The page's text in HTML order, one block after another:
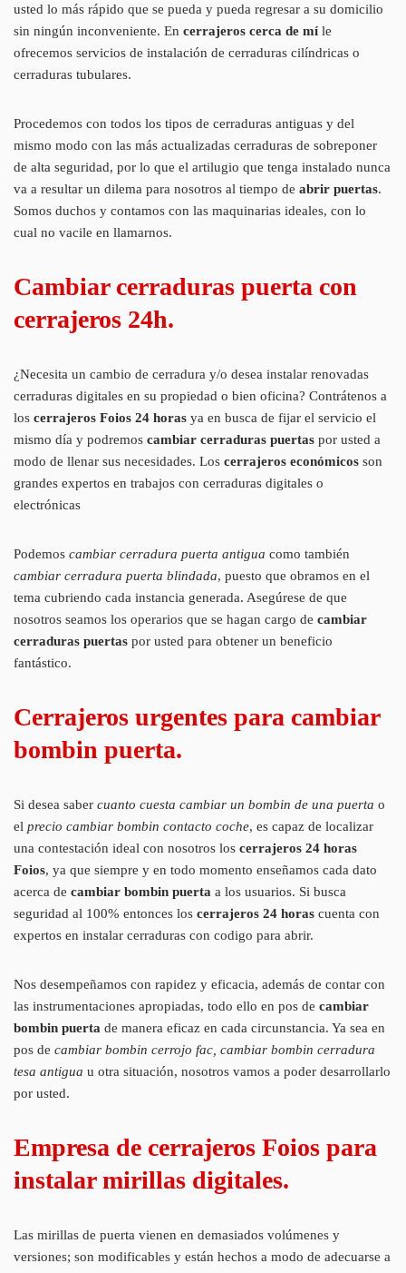
usted lo más rápido que se pueda y pueda regresar a su domicilio
sin ningún inconveniente. En cerrajeros cerca de míle
ofrecemos servicios de instalación de cerraduras cilíndricas o
cerraduras tubulares.
Procedemos con todos los tipos de cerraduras antiguas y del
mismo modo con las más actualizadas cerraduras de sobreponer
de alta seguridad, por lo que el artilugio que tenga instalado nunca
va a resultar un dilema para nosotros al tiempo de abrir puertas.
Somos duchos y contamos con las maquinarias ideales, con lo
cual no vacile en llamarnos.
Cambiar cerraduras puerta con
cerrajeros 24h.
¿Necesita un cambio de cerradura y/o desea instalar renovadas
cerraduras digitales en su propiedad o bien oficina? Contrátenos a
los cerrajeros Foios 24 horas ya en busca de fijar el servicio el
mismo día y podremos cambiar cerraduras puertas por usted a
modo de llenar sus necesidades. Los cerrajeros económicos son
grandes expertos en trabajos con cerraduras digitales o
electrónicas
Podemos cambiar cerradura puerta antigua como también
cambiar cerradura puerta blindada, puesto que obramos en el
tema cubriendo cada instancia generada. Asegúrese de que
nosotros seamos los operarios que se hagan cargo de cambiar
cerraduras puertas por usted para obtener un beneficio
fantástico.
Cerrajeros urgentes para cambiar
bombin puerta.
Si desea saber cuanto cuesta cambiar un bombin de una puerta o
el precio cambiar bombin contacto coche, es capaz de localizar
una contestación ideal con nosotros los cerrajeros 24 horas
Foios, ya que siempre y en todo momento enseñamos cada dato
acerca de cambiar bombin puerta a los usuarios. Si busca
seguridad al 100% entonces los cerrajeros 24 horas cuenta con
expertos en instalar cerraduras con codigo para abrir.
Nos desempeñamos con rapidez y eficacia, además de contar con
las instrumentaciones apropiadas, todo ello en pos de cambiar
bombin puerta de manera eficaz en cada circunstancia. Ya sea en
pos de cambiar bombin cerrojo fac, cambiar bombin cerradura
tesa antigua u otra situación, nosotros vamos a poder desarrollarlo
por usted.
Empresa de cerrajeros Foios para
instalar mirillas digitales.
Las mirillas de puerta vienen en demasiados volúmenes y
versiones; son modificables y están hechos a modo de adecuarse a